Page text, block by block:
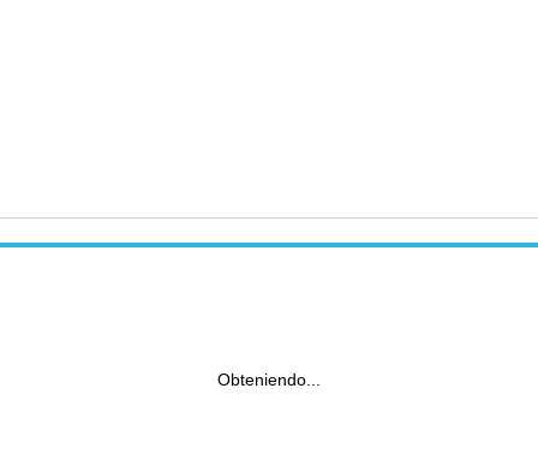
Obteniendo...